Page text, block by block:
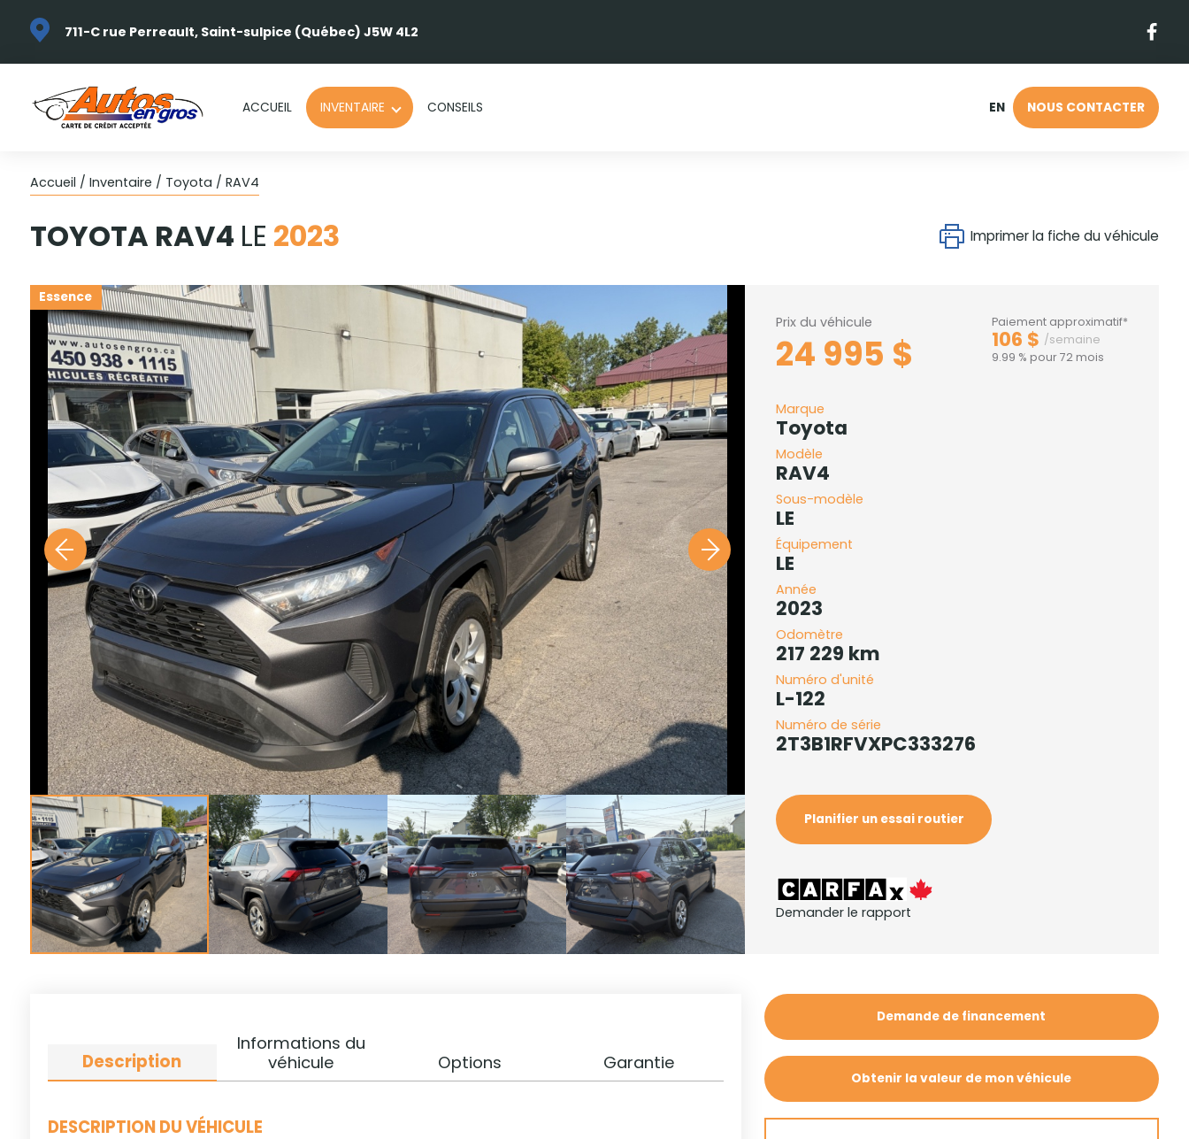
711-C rue Perreault, Saint-sulpice (Québec) J5W 4L2
ACCUEIL INVENTAIRE CONSEILS EN NOUS CONTACTER
Accueil / Inventaire / Toyota / RAV4
TOYOTA RAV4 LE 2023 Imprimer la fiche du véhicule
Essence
Prix du véhicule
24 995 $
Paiement approximatif*
106 $ /semaine
9.99 % pour 72 mois
Marque
Toyota
Modèle
RAV4
Sous-modèle
LE
Équipement
LE
Année
2023
Odomètre
217 229 km
Numéro d'unité
L-122
Numéro de série
2T3B1RFVXPC333276
Planifier un essai routier
Demander le rapport
Description
Informations du
véhicule
Options Garantie
DESCRIPTION DU VÉHICULE
Demande de financement
Obtenir la valeur de mon véhicule